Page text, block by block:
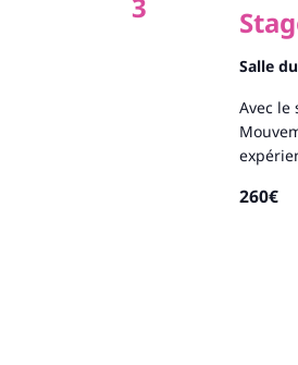
Salle
Avec le
260€